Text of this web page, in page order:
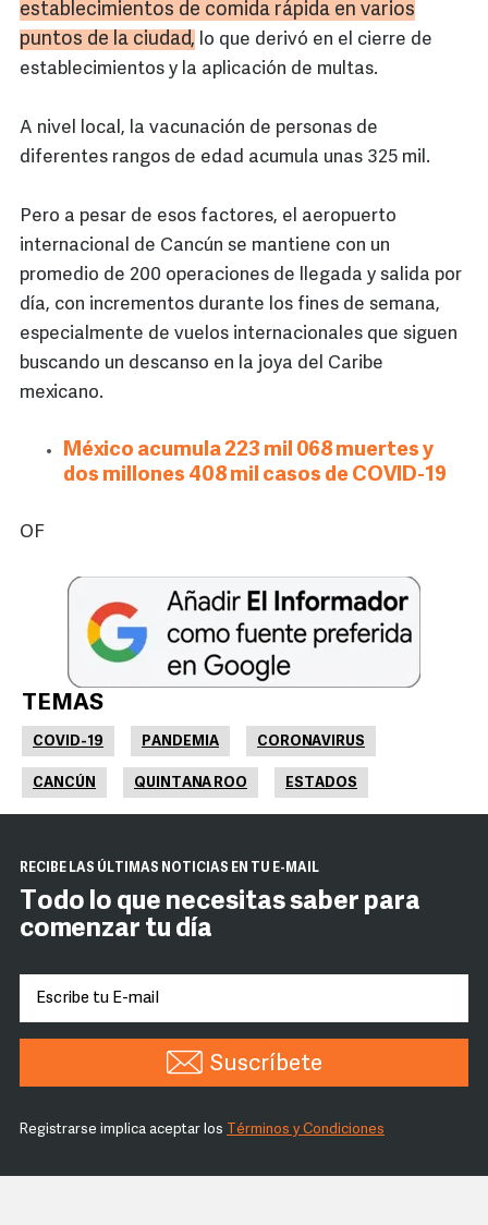
establecimientos de comida rápida en varios
puntos de la ciudad, lo que derivó en el cierre de
establecimientos y la aplicación de multas.
A nivel local, la vacunación de personas de
diferentes rangos de edad acumula unas 325 mil.
Pero a pesar de esos factores, el aeropuerto
internacional de Cancún se mantiene con un
promedio de 200 operaciones de llegada y salida por
día, con incrementos durante los fines de semana,
especialmente de vuelos internacionales que siguen
buscando un descanso en la joya del Caribe
mexicano.
México acumula 223 mil 068 muertes y
dos millones 408 mil casos de COVID-19
OF
TEMAS
COVID-19 PANDEMIA CORONAVIRUS
CANCÚN QUINTANA ROO ESTADOS
RECIBE LAS ÚLTIMAS NOTICIAS EN TU E-MAIL
Todo lo que necesitas saber para
comenzar tu día
Suscríbete
Registrarse implica aceptar los Términos y Condiciones